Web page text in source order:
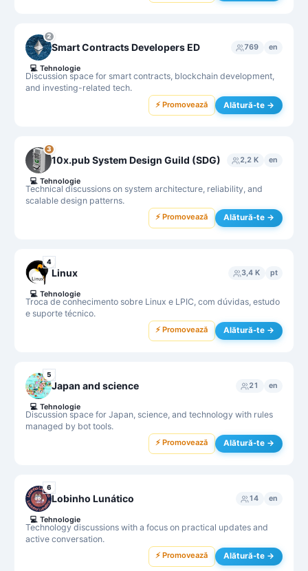
2
Smart Contracts Developers ED 769 en
Discussion space for smart contracts, blockchain development,
and investing-related tech.
💻 Tehnologie
⚡ Promovează Alătură-te →
3
10x.pub System Design Guild (SDG) 2,2 K en
Technical discussions on system architecture, reliability, and
scalable design patterns.
💻 Tehnologie
⚡ Promovează Alătură-te →
4
Linux 3,4 K pt
Troca de conhecimento sobre Linux e LPIC, com dúvidas, estudo
e suporte técnico.
💻 Tehnologie
⚡ Promovează Alătură-te →
5
Japan and science 21 en
Discussion space for Japan, science, and technology with rules
managed by bot tools.
💻 Tehnologie
⚡ Promovează Alătură-te →
6
Lobinho Lunático 14 en
Technology discussions with a focus on practical updates and
active conversation.
💻 Tehnologie
⚡ Promovează Alătură-te →